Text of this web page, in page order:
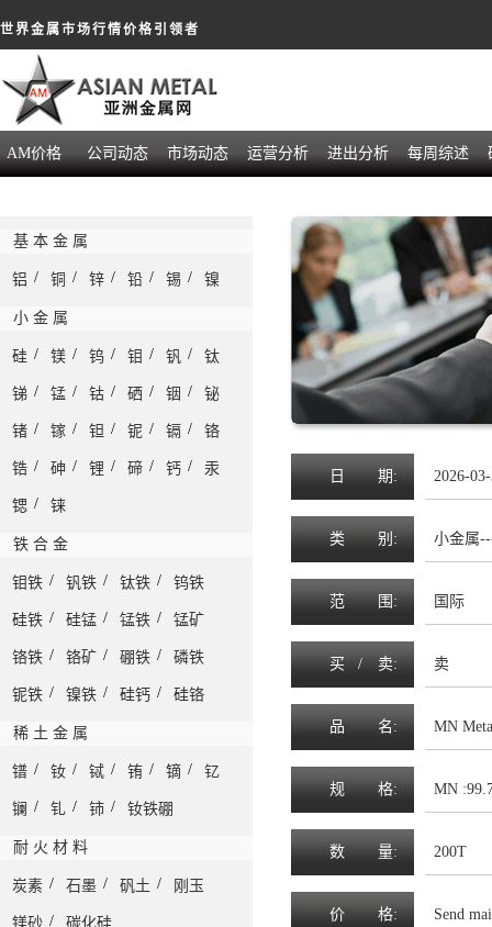
世界金属市场行情价格引领者
AM价格 公司动态 市场动态 运营分析 进出分析 每周综述
基 本 金 属
铝 / 铜 / 锌 / 铅 / 锡 / 镍
小 金 属
硅 / 镁 / 钨 / 钼 / 钒 / 钛
锑 / 锰 / 钴 / 硒 / 铟 / 铋
锗 / 镓 / 钽 / 铌 / 镉 / 铬
锆 / 砷 / 锂 / 碲 / 钙 / 汞
锶 / 铼
铁 合 金
钼铁 / 钒铁 / 钛铁 / 钨铁
硅铁 / 硅锰 / 锰铁 / 锰矿
铬铁 / 铬矿 / 硼铁 / 磷铁
铌铁 / 镍铁 / 硅钙 / 硅铬
稀 土 金 属
镨 / 钕 / 铽 / 铕 / 镝 / 钇
镧 / 钆 / 铈 / 钕铁硼
耐 火 材 料
炭素 / 石墨 / 矾土 / 刚玉
镁砂 / 碳化硅
日 期: 2026-
类 别: 小金属
范 围 : 国际
买 / 卖: 卖
品 名 : MN
规 格: MN
数 量: 200T
价 格: Send